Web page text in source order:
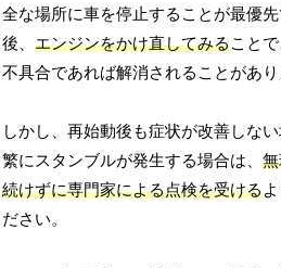
全な場所に車を停止することが最優
後、エンジンをかけ直してみること
不具合であれば解消されることがあり
しかし、再始動後も症状が改善しな
繁にスタンブルが発生する場合は、
続けずに専門家による点検を受ける
ださい。